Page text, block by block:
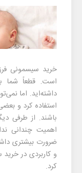
خرید سیسمونی
است. قطعاً شما
داشته‌اید. اما
استفاده کرد و
باشند. از طرفی
اهمیت چندانی
ضرورت بیشتری
و کاربردی در
کرد.